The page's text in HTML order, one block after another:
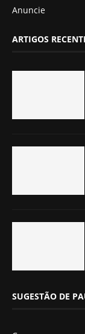
Anuncie
ARTIGOS
SUGESTÃO DE